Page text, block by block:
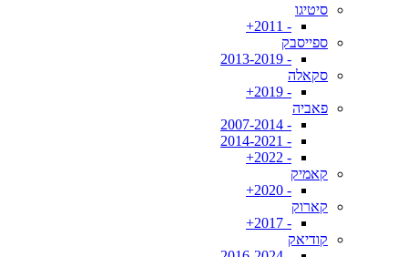
סיטיגו
- 2011+
ספייסבק
- 2013-2019
סקאלה
- 2019+
פאביה
- 2007-2014
- 2014-2021
- 2022+
קאמיק
- 2020+
קארוק
- 2017+
קודיאק